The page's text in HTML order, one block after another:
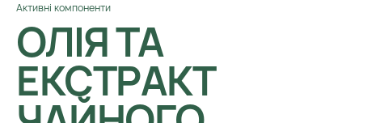
Активні компоненти
ОЛІЯ ТА
ЕКСТРАКТ